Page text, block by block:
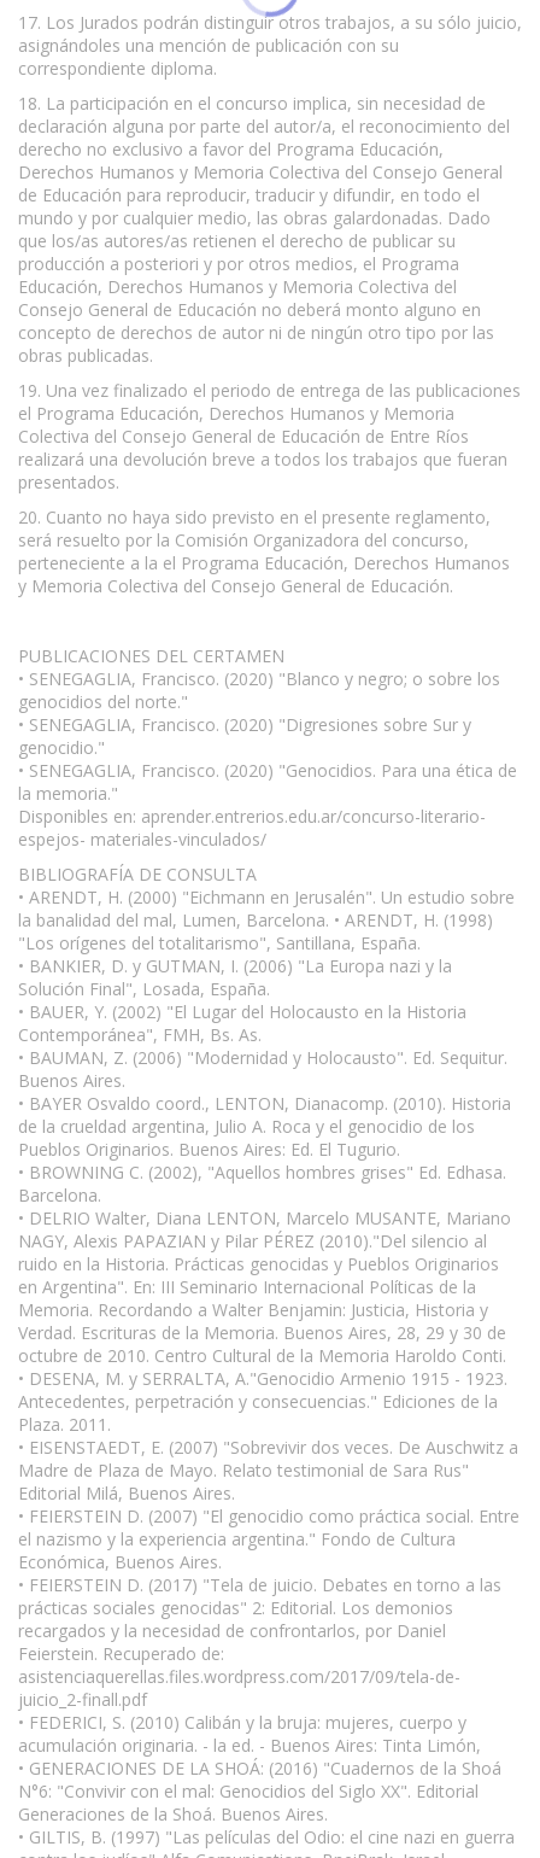
17. Los Jurados podrán distinguir otros trabajos, a su sólo juicio,
asignándoles una mención de publicación con su
correspondiente diploma.
18. La participación en el concurso implica, sin necesidad de
declaración alguna por parte del autor/a, el reconocimiento del
derecho no exclusivo a favor del Programa Educación,
Derechos Humanos y Memoria Colectiva del Consejo General
de Educación para reproducir, traducir y difundir, en todo el
mundo y por cualquier medio, las obras galardonadas. Dado
que los/as autores/as retienen el derecho de publicar su
producción a posteriori y por otros medios, el Programa
Educación, Derechos Humanos y Memoria Colectiva del
Consejo General de Educación no deberá monto alguno en
concepto de derechos de autor ni de ningún otro tipo por las
obras publicadas.
19. Una vez finalizado el periodo de entrega de las publicaciones
el Programa Educación, Derechos Humanos y Memoria
Colectiva del Consejo General de Educación de Entre Ríos
realizará una devolución breve a todos los trabajos que fueran
presentados.
20. Cuanto no haya sido previsto en el presente reglamento,
será resuelto por la Comisión Organizadora del concurso,
perteneciente a la el Programa Educación, Derechos Humanos
y Memoria Colectiva del Consejo General de Educación.
PUBLICACIONES DEL CERTAMEN
• SENEGAGLIA, Francisco. (2020) "Blanco y negro; o sobre los
genocidios del norte."
• SENEGAGLIA, Francisco. (2020) "Digresiones sobre Sur y
genocidio."
• SENEGAGLIA, Francisco. (2020) "Genocidios. Para una ética de
la memoria."
Disponibles en: aprender.entrerios.edu.ar/concurso-literario-
espejos- materiales-vinculados/
BIBLIOGRAFÍA DE CONSULTA
• ARENDT, H. (2000) "Eichmann en Jerusalén". Un estudio sobre
la banalidad del mal, Lumen, Barcelona. • ARENDT, H. (1998)
"Los orígenes del totalitarismo", Santillana, España.
• BANKIER, D. y GUTMAN, I. (2006) "La Europa nazi y la
Solución Final", Losada, España.
• BAUER, Y. (2002) "El Lugar del Holocausto en la Historia
Contemporánea", FMH, Bs. As.
• BAUMAN, Z. (2006) "Modernidad y Holocausto". Ed. Sequitur.
Buenos Aires.
• BAYER Osvaldo coord., LENTON, Dianacomp. (2010). Historia
de la crueldad argentina, Julio A. Roca y el genocidio de los
Pueblos Originarios. Buenos Aires: Ed. El Tugurio.
• BROWNING C. (2002), "Aquellos hombres grises" Ed. Edhasa.
Barcelona.
• DELRIO Walter, Diana LENTON, Marcelo MUSANTE, Mariano
NAGY, Alexis PAPAZIAN y Pilar PÉREZ (2010)."Del silencio al
ruido en la Historia. Prácticas genocidas y Pueblos Originarios
en Argentina". En: III Seminario Internacional Políticas de la
Memoria. Recordando a Walter Benjamin: Justicia, Historia y
Verdad. Escrituras de la Memoria. Buenos Aires, 28, 29 y 30 de
octubre de 2010. Centro Cultural de la Memoria Haroldo Conti.
• DESENA, M. y SERRALTA, A."Genocidio Armenio 1915 - 1923.
Antecedentes, perpetración y consecuencias." Ediciones de la
Plaza. 2011.
• EISENSTAEDT, E. (2007) "Sobrevivir dos veces. De Auschwitz a
Madre de Plaza de Mayo. Relato testimonial de Sara Rus"
Editorial Milá, Buenos Aires.
• FEIERSTEIN D. (2007) "El genocidio como práctica social. Entre
el nazismo y la experiencia argentina." Fondo de Cultura
Económica, Buenos Aires.
• FEIERSTEIN D. (2017) "Tela de juicio. Debates en torno a las
prácticas sociales genocidas" 2: Editorial. Los demonios
recargados y la necesidad de confrontarlos, por Daniel
Feierstein. Recuperado de:
asistenciaquerellas.files.wordpress.com/2017/09/tela-de-
juicio_2-finall.pdf
• FEDERICI, S. (2010) Calibán y la bruja: mujeres, cuerpo y
acumulación originaria. - la ed. - Buenos Aires: Tinta Limón,
• GENERACIONES DE LA SHOÁ: (2016) "Cuadernos de la Shoá
N°6: "Convivir con el mal: Genocidios del Siglo XX". Editorial
Generaciones de la Shoá. Buenos Aires.
• GILTIS, B. (1997) "Las películas del Odio: el cine nazi en guerra